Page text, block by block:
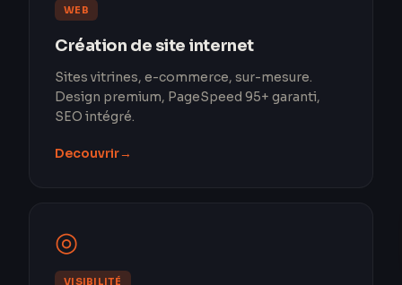
WEB
Création de site internet
Sites vitrines, e-commerce, sur-mesure.
Design premium, PageSpeed 95+ garanti,
SEO intégré.
Decouvrir→
◎
VISIBILITÉ